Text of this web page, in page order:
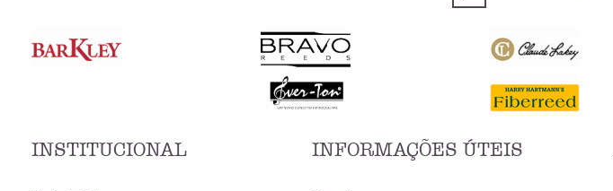
INSTITUCIONAL INFORMAÇÕES ÚTEIS